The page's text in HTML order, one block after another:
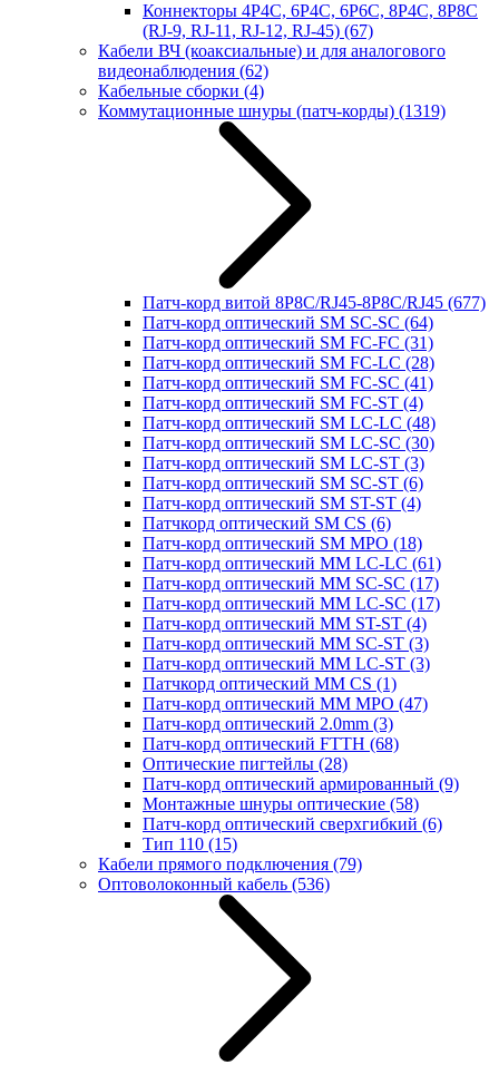
Коннекторы 4P4C, 6P4C, 6P6C, 8P4C, 8P8C
(RJ-9, RJ-11, RJ-12, RJ-45) (67)
Кабели ВЧ (коаксиальные) и для аналогового
видеонаблюдения (62)
Кабельные сборки (4)
Коммутационные шнуры (патч-корды) (1319)
Патч-корд витой 8P8C/RJ45-8P8C/RJ45 (677)
Патч-корд оптический SM SC-SC (64)
Патч-корд оптический SM FC-FC (31)
Патч-корд оптический SM FC-LC (28)
Патч-корд оптический SM FC-SC (41)
Патч-корд оптический SM FC-ST (4)
Патч-корд оптический SM LC-LC (48)
Патч-корд оптический SM LC-SC (30)
Патч-корд оптический SM LC-ST (3)
Патч-корд оптический SM SC-ST (6)
Патч-корд оптический SM ST-ST (4)
Патчкорд оптический SM CS (6)
Патч-корд оптический SM MPO (18)
Патч-корд оптический MM LC-LC (61)
Патч-корд оптический MM SC-SC (17)
Патч-корд оптический MM LC-SC (17)
Патч-корд оптический MM ST-ST (4)
Патч-корд оптический MM SC-ST (3)
Патч-корд оптический MM LC-ST (3)
Патчкорд оптический MM CS (1)
Патч-корд оптический MM MPO (47)
Патч-корд оптический 2.0mm (3)
Патч-корд оптический FTTH (68)
Оптические пигтейлы (28)
Патч-корд оптический армированный (9)
Монтажные шнуры оптические (58)
Патч-корд оптический сверхгибкий (6)
Тип 110 (15)
Кабели прямого подключения (79)
Оптоволоконный кабель (536)